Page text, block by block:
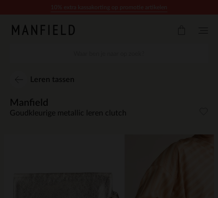
Leren tassen
Manfield
Goudkleurige metallic leren clutch